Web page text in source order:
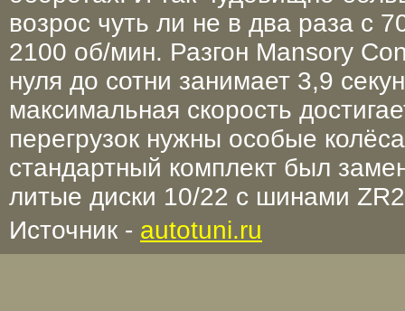
возрос чуть ли не в два раза с
2100 об/мин. Разгон Mansory
нуля до сотни занимает 3,9
максимальная скорость
перегрузок нужны особые
стандартный комплект был
литые диски 10/22 с шинами
Источник - autotuni.ru